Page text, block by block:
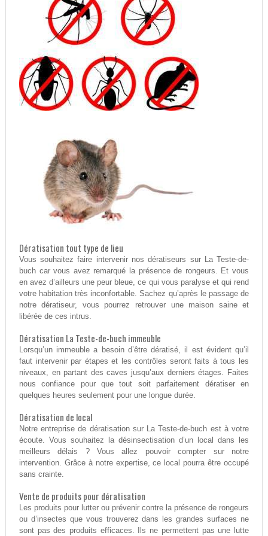
Dératisation tout type de lieu
Vous souhaitez faire intervenir nos dératiseurs sur La Teste-de-
buch car vous avez remarqué la présence de rongeurs. Et vous
en avez d’ailleurs une peur bleue, ce qui vous paralyse et qui rend
votre habitation très inconfortable. Sachez qu’après le passage de
notre dératiseur, vous pourrez retrouver une maison saine et
libérée de ces intrus.
Dératisation La Teste-de-buch immeuble
Lorsqu’un immeuble a besoin d’être dératisé, il est évident qu’il
faut intervenir par étapes et les contrôles seront faits à tous les
niveaux, en partant des caves jusqu’aux derniers étages. Faites
nous confiance pour que tout soit parfaitement dératiser en
quelques heures seulement pour une longue durée.
Dératisation de local
Notre entreprise de dératisation sur La Teste-de-buch est à votre
écoute. Vous souhaitez la désinsectisation d’un local dans les
meilleurs délais ? Vous allez pouvoir compter sur notre
intervention. Grâce à notre expertise, ce local pourra être occupé
sans crainte.
Vente de produits pour dératisation
Les produits pour lutter ou prévenir contre la présence de rongeurs
ou d’insectes que vous trouverez dans les grandes surfaces ne
sont pas des produits efficaces. Ils ne permettent pas une lutte